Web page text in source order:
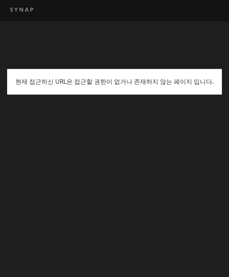
현재 접근하신 URL은 접근할 권한이 없거나 존재하지 않는 페이지 입니다.